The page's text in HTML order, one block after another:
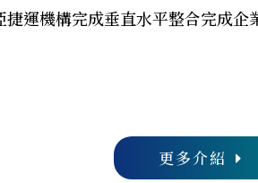
運機構完成垂直水平整合完成
更多介紹